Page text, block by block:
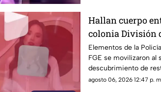
Hallan cuerpo
colonia División
Chihuahua
Elementos de la
FGE se movilizaron al
descubrimiento de
terreno.
agosto 06, 2026 12:47 p.